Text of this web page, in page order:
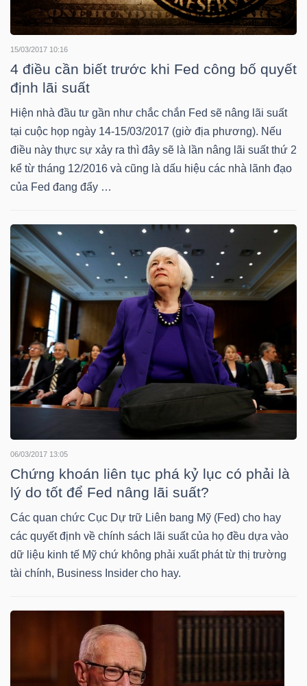
15/03/2017 10:16
4 điều cần biết trước khi Fed công bố quyết
định lãi suất
Hiện nhà đầu tư gần như chắc chắn Fed sẽ nâng lãi suất
tại cuộc họp ngày 14-15/03/2017 (giờ địa phương). Nếu
điều này thực sự xảy ra thì đây sẽ là lần nâng lãi suất thứ 2
kể từ tháng 12/2016 và cũng là dấu hiệu các nhà lãnh đạo
của Fed đang đẩy …
06/03/2017 13:05
Chứng khoán liên tục phá kỷ lục có phải là
lý do tốt để Fed nâng lãi suất?
Các quan chức Cục Dự trữ Liên bang Mỹ (Fed) cho hay
các quyết định về chính sách lãi suất của họ đều dựa vào
dữ liệu kinh tế Mỹ chứ không phải xuất phát từ thị trường
tài chính, Business Insider cho hay.
DƯƠNG
TÀI
CHÍNH
CÁ
NHÂN
VIETSTOCKFINANCE
VĨ
MÔ
NGÀNH
NGHIỆP
CỔ
PHIẾU